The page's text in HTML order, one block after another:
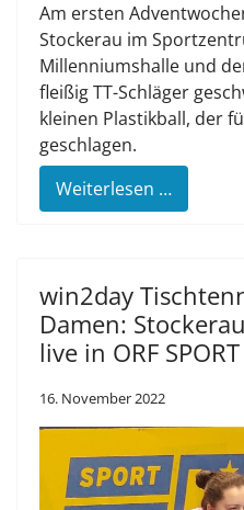
Am ersten
Stockerau im
Millenniumshalle und
fleißig TT-Schläger
kleinen Plastikball, der
geschlagen.
Weiterlesen …
win2day
Damen:
live in ORF
16. November 2022